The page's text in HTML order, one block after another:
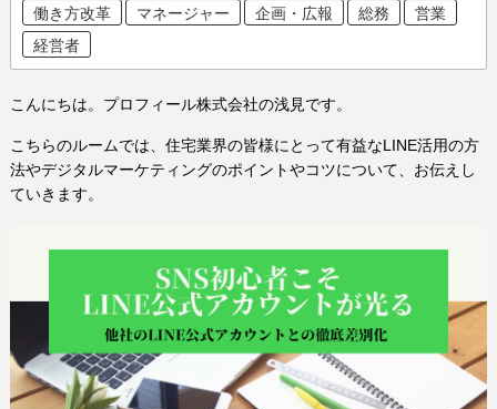
働き方改革
マネージャー 企画・広報 総務
営業
経営者
こんにちは。プロフィール株式会社の浅見です。
こちらのルームでは、住宅業界の皆様にとって有益なLINE活用の方
法やデジタルマーケティングのポイントやコツについて、お伝えし
ていきます。